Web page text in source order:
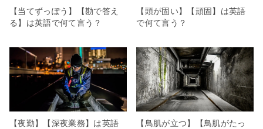
【当てずっぽう】【勘で答え
る】は英語で何て言う？
【頭が固い】【頑固】は英語
で何て言う？
【夜勤】【深夜業務】は英語
【鳥肌が立つ】【鳥肌がたっ